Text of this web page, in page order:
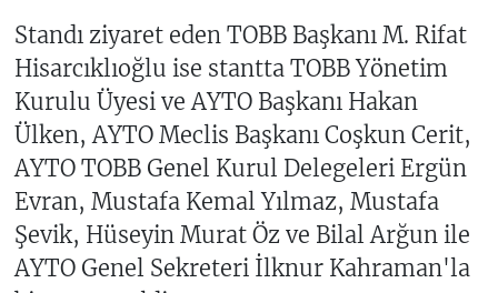
Standı ziyaret eden TOBB Başkanı M. Rifat
Hisarcıklıoğlu ise stantta TOBB Yönetim
Kurulu Üyesi ve AYTO Başkanı Hakan
Ülken, AYTO Meclis Başkanı Coşkun Cerit,
AYTO TOBB Genel Kurul Delegeleri Ergün
Evran, Mustafa Kemal Yılmaz, Mustafa
Şevik, Hüseyin Murat Öz ve Bilal Arğun ile
AYTO Genel Sekreteri İlknur Kahraman'la